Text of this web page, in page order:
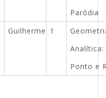
Paródia
Guilherme 1
Analítica:
Ponto e